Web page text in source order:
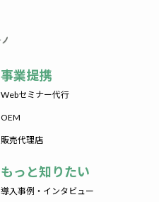
事業提携
Webセミナー代行
OEM
販売代理店
もっと知りたい
導入事例・インタビュー